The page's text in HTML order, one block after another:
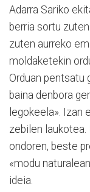
Adarra Sariko
berria sortu
zuten aurreko
moldaketekin
Orduan pentsatu
baina denbora
legokeela». Izan
zebilen laukotea.
ondoren, beste
«modu
ideia.